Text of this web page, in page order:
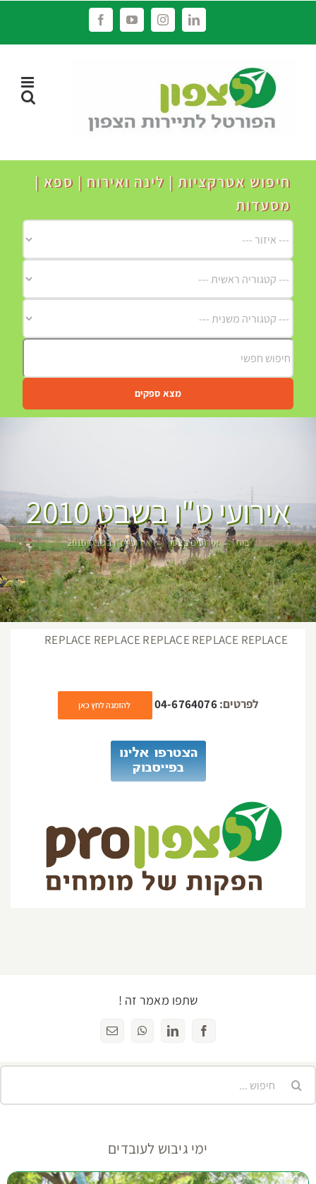
LinkedIn
Instagram
YouTube
Facebook
חיפוש אטרקציות | לינה ואירוח | ספא |
מסעדות
מצא ספקים
אירועי ט"ו בשבט 2010
בית אירועים בצפון אירועי ט"ו בשבט 2010
REPLACE REPLACE REPLACE REPLACE REPLACE
לפרטים:04-6764076 להזמנה לחץ כאן
שתפו מאמר זה !
Facebook
LinkedIn
WhatsAppכתובת
ימי גיבוש לעובדים